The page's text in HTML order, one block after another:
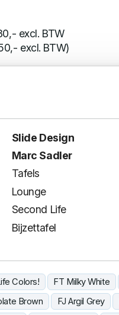
excl. BTW
excl. BTW)
Slide Design
Marc Sadler
Tafels
Lounge
Second Life
Bijzettafel
Colors! FT Milky White
Brown FJ Argil Grey